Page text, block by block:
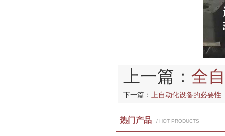
上一篇： 全
下一篇： 上自动化设备的必要性
热门产品 / HOT PRODUCTS